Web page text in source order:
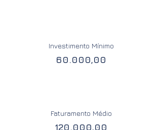
Investimento Mínimo
60.000,00
Faturamento Médio
120.000,00